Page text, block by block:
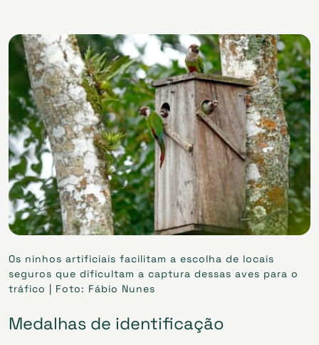
Os ninhos artificiais facilitam a escolha de locais
seguros que dificultam a captura dessas aves para o
tráfico | Foto: Fábio Nunes
Medalhas de identificação